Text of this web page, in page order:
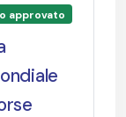
approvato